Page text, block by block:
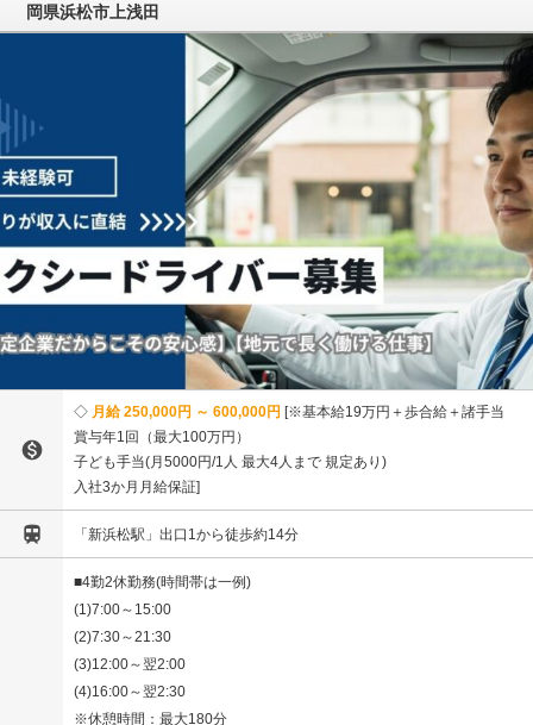
岡県浜松市上浅田

月給 250,000円 ～ 600,000円 ※基本給19万円＋歩合給＋諸手当
賞与年1回（最大100万円）
子ども手当(月5000円/1人 最大4人まで 規定あり)
入社3か月月給保証
 「新浜松駅」出口1から徒歩約14分
■4勤2休勤務(時間帯は一例)
(1)7:00～15:00
(2)7:30～21:30
(3)12:00～翌2:00
(4)16:00～翌2:30
※休憩時間：最大180分